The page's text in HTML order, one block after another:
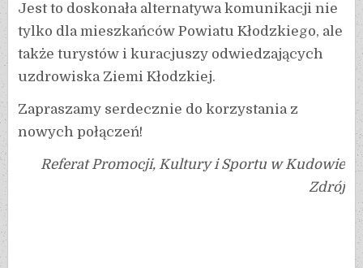
Jest to doskonała alternatywa komunikacji nie
tylko dla mieszkańców Powiatu Kłodzkiego, ale
także turystów i kuracjuszy odwiedzających
uzdrowiska Ziemi Kłodzkiej.
Zapraszamy serdecznie do korzystania z
nowych połączeń!
Referat Promocji, Kultury i Sportu w Kudowie
Zdrój